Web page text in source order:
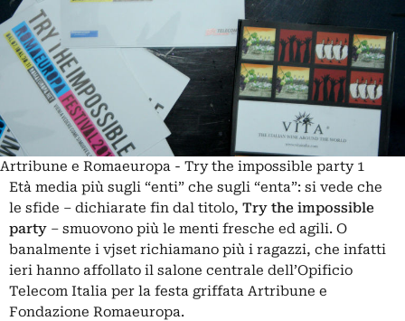
Artribune e Romaeuropa - Try the impossible party 1
Età media più sugli “enti” che sugli “enta”: si vede che
le sfide – dichiarate fin dal titolo, Try the impossible
party – smuovono più le menti fresche ed agili. O
banalmente i vjset richiamano più i ragazzi, che infatti
ieri hanno affollato il salone centrale dell’Opificio
Telecom Italia per la festa griffata Artribune e
Fondazione Romaeuropa.